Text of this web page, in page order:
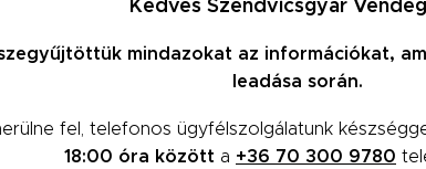
Kedves Szendvicsgyár
mindazokat az információkat,
leadása során.
fel, telefonos ügyfélszolgálatunk
18:00 óra között a +36 70 300 9780